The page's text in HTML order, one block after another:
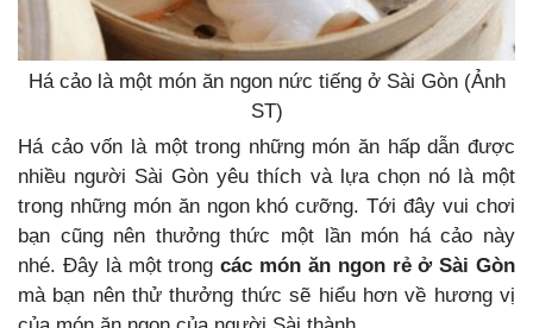
Há cảo là một món ăn ngon nức tiếng ở Sài Gòn (Ảnh
ST)
Há cảo vốn là một trong những món ăn hấp dẫn được
nhiều người Sài Gòn yêu thích và lựa chọn nó là một
trong những món ăn ngon khó cưỡng. Tới đây vui chơi
bạn cũng nên thưởng thức một lần món há cảo này
nhé. Đây là một trongcác món ăn ngon rẻ ở Sài Gòn
mà bạn nên thử thưởng thức sẽ hiểu hơn về hương vị